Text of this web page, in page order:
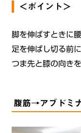
＜ポイント＞
脚を伸ばすときに
足を伸ばし切る前に
つま先と膝の向き
腹筋→アブドミ